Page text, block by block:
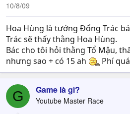
10/8/09
Hoa Hùng là tướng Đổng Trác
Trác sẽ thấy thằng Hoa Hùng.
Bác cho tôi hỏi thằng Tổ Mậu,
nhưng sao + có 15 ah
Phí quá
G Game là gì?
Youtube Master Race